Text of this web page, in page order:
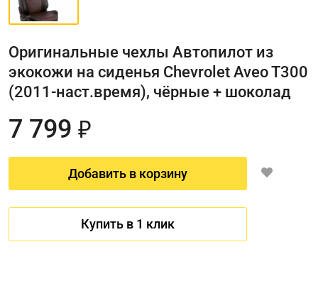
Оригинальные чехлы Автопилот из
экокожи на сиденья Chevrolet Aveo T300
(2011-наст.время), чёрные + шоколад
7 799 ₽
Добавить в корзину
Купить в 1 клик